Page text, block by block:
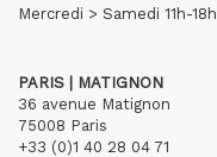
Mercredi > Samedi 11h-18h
PARIS | MATIGNON
36 avenue Matignon
75008 Paris
+33 (0)1 40 28 04 71